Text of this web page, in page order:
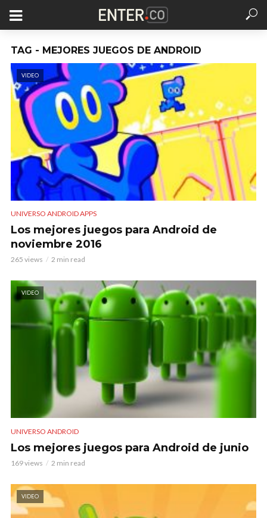
TAG - MEJORES JUEGOS DE ANDROID
VIDEO
UNIVERSO ANDROID APPS
Los mejores juegos para Android de
noviembre 2016
265 views 2 min read
VIDEO
UNIVERSO ANDROID
Los mejores juegos para Android de junio
169 views 2 min read
VIDEO